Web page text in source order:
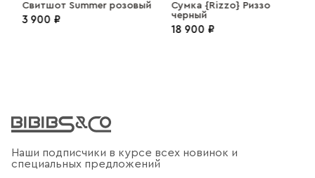
Свитшот Summer розовый
3 900 ₽
Сумка {Rizzo} Риззо
черный
18 900 ₽
Наши подписчики в курсе всех новинок и
специальных предложений